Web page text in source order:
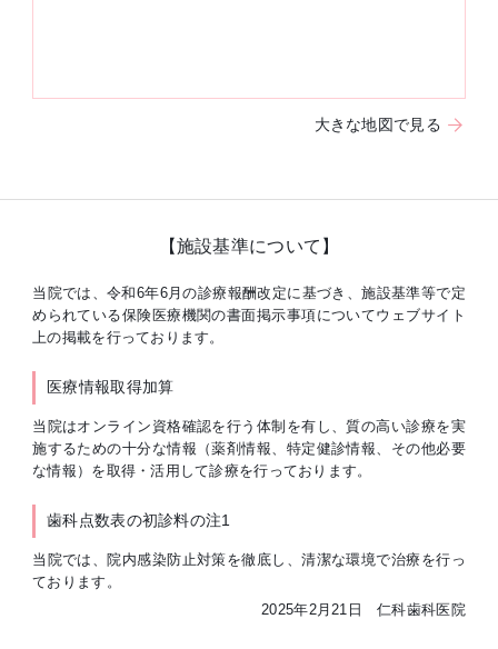
大きな地図で見る
【施設基準について】
当院では、令和6年6月の診療報酬改定に基づき、施設基準等で定
められている保険医療機関の書面掲示事項についてウェブサイト
上の掲載を行っております。
医療情報取得加算
当院はオンライン資格確認を行う体制を有し、質の高い診療を実
施するための十分な情報（薬剤情報、特定健診情報、その他必要
な情報）を取得・活用して診療を行っております。
歯科点数表の初診料の注1
当院では、院内感染防止対策を徹底し、清潔な環境で治療を行っ
ております。
2025年2月21日 仁科歯科医院